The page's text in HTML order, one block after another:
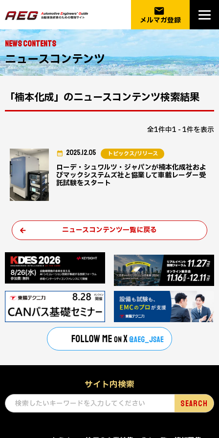
email
メルマガ登録
NEWS CONTENTS
ニュースコンテンツ
「楠本化成」のニュースコンテンツ検索結果
全1件中1 - 1件を表示
ローデ・シュワルツ・ジャパンが楠本化成社およ
びマックシステムズ社と協業して車載レーダー受
託試験をスタート
2025.12.05 トピックス/リリース
ニュースコンテンツ一覧に戻る
サイト内検索